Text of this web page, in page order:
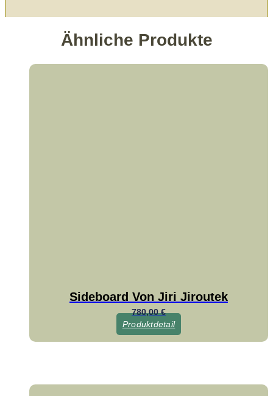
Ähnliche Produkte
Sideboard Von Jiri Jiroutek
780,00€
Produktdetail